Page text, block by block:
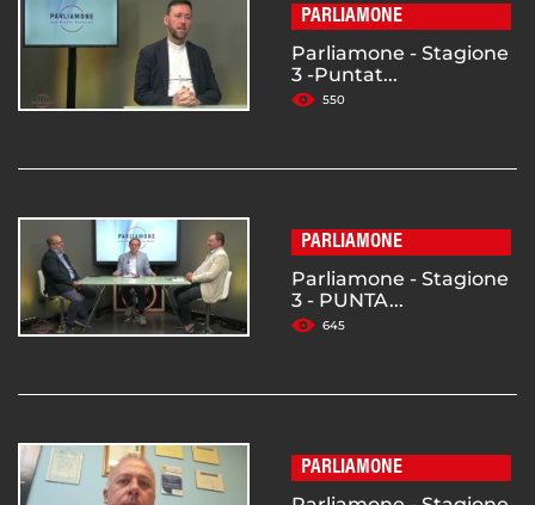
PARLIAMONE
Parliamone - Stagione
3 -Puntat...
550
PARLIAMONE
Parliamone - Stagione
3 - PUNTA...
645
PARLIAMONE